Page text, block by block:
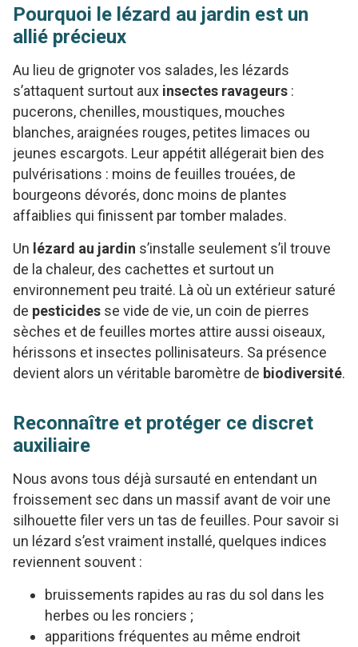
Pourquoi le lézard au jardin est un
allié précieux
Au lieu de grignoter vos salades, les lézards
s’attaquent surtout aux insectes ravageurs :
pucerons, chenilles, moustiques, mouches
blanches, araignées rouges, petites limaces ou
jeunes escargots. Leur appétit allégerait bien des
pulvérisations : moins de feuilles trouées, de
bourgeons dévorés, donc moins de plantes
affaiblies qui finissent par tomber malades.
Un lézard au jardin s’installe seulement s’il trouve
de la chaleur, des cachettes et surtout un
environnement peu traité. Là où un extérieur saturé
de pesticides se vide de vie, un coin de pierres
sèches et de feuilles mortes attire aussi oiseaux,
hérissons et insectes pollinisateurs. Sa présence
devient alors un véritable baromètre de biodiversité.
Reconnaître et protéger ce discret
auxiliaire
Nous avons tous déjà sursauté en entendant un
froissement sec dans un massif avant de voir une
silhouette filer vers un tas de feuilles. Pour savoir si
un lézard s’est vraiment installé, quelques indices
reviennent souvent :
bruissements rapides au ras du sol dans les
herbes ou les ronciers ;
apparitions fréquentes au même endroit